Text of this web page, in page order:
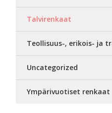
Talvirenkaat
Teollisuus-, erikois- ja
Uncategorized
Ympärivuotiset renkaat